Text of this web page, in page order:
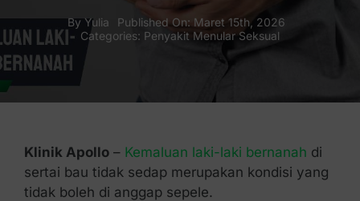
Tanya Apollo
ByYulia
Published On: Maret 15th, 2026
Categories: Penyakit Menular Seksual
Klinik Apollo– Kemaluan laki-laki bernanah di
sertai bau tidak sedap merupakan kondisi yang
tidak boleh di anggap sepele.